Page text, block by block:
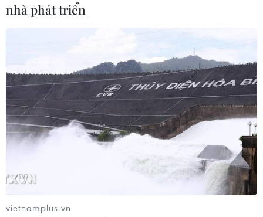
Hai cá thể khỉ thuộc nhóm IIB
nặng 4,6kg và 1 con khỉ đuôi lợn
(Macaca leonina) nặng 3,5kg đã
được thả về môi trường tự nhiên.
(TTXVN/Vietnam+)
nhà phát triển
vietnamplus.vn